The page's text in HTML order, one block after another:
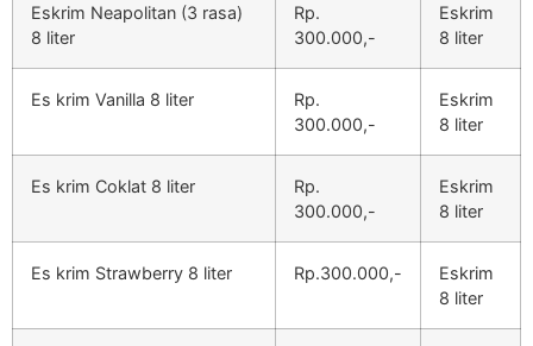
Eskrim Neapolitan (3 rasa)
8 liter
Rp.
300.000,-
Eskrim
8 liter
Es krim Vanilla 8 liter
Rp.
300.000,-
Eskrim
8 liter
Es krim Coklat 8 liter
Rp.
300.000,-
Eskrim
8 liter
Es krim Strawberry 8 liter Rp.300.000,-
Eskrim
8 liter